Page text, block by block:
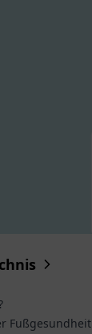
Fußgesundheit